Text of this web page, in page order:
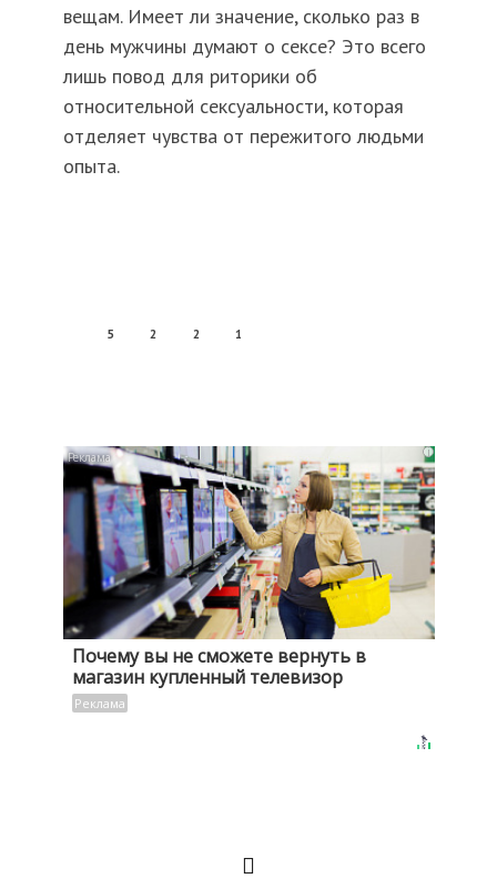
вещам. Имеет ли значение, сколько раз в
день мужчины думают о сексе? Это всего
лишь повод для риторики об
относительной сексуальности, которая
отделяет чувства от пережитого людьми
опыта.
5 2 2 1
i
Почему вы не сможете вернуть в
магазин купленный телевизор